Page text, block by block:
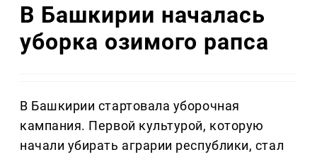
В Башкирии началась
уборка озимого рапса
В Башкирии стартовала уборочная
кампания. Первой культурой, которую
начали убирать аграрии республики, стал